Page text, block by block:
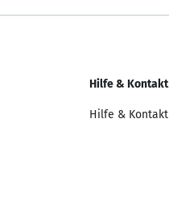
Hilfe & Kontakt
Hilfe & Kontakt